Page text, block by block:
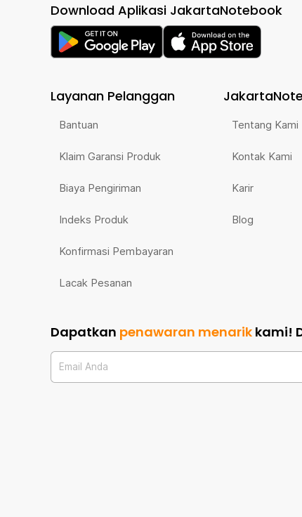
Download Aplikasi JakartaNotebook
Layanan Pelanggan
Bantuan
Klaim Garansi Produk
Biaya Pengiriman
Indeks Produk
Konfirmasi Pembayaran
Lacak Pesanan
Tentang Kami
Kontak Kami
Karir
Blog
Dapatkan penawaran menarik kami!
Email Anda